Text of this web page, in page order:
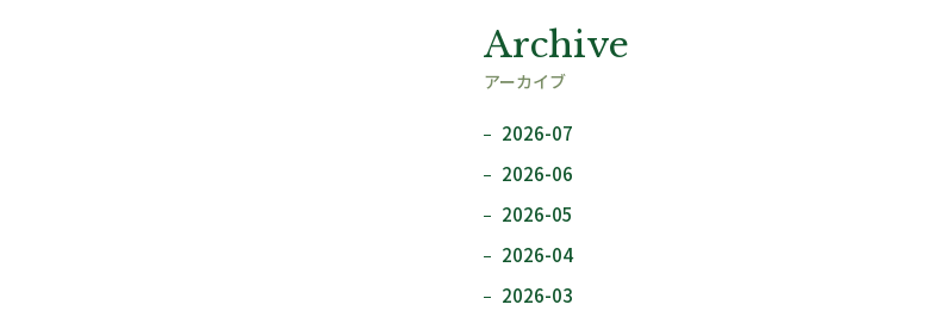
Archive
アーカイブ
2026-07
2026-06
2026-05
2026-04
2026-03